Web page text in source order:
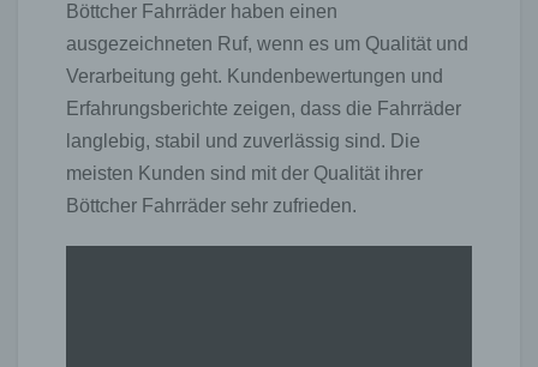
Böttcher Fahrräder haben einen
ausgezeichneten Ruf, wenn es um Qualität und
Verarbeitung geht. Kundenbewertungen und
Erfahrungsberichte zeigen, dass die Fahrräder
langlebig, stabil und zuverlässig sind. Die
meisten Kunden sind mit der Qualität ihrer
Böttcher Fahrräder sehr zufrieden.